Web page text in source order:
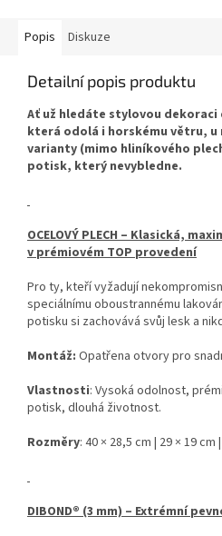
Popis Diskuze
Detailní popis produktu
Ať už hledáte stylovou
která odolá i horskému větru, u
varianty (mimo hliníkového
potisk, který nevybledne.
OCELOVÝ PLECH – Klasická,
v prémiovém TOP provedení
Pro ty, kteří vyžadují
speciálnímu oboustrannému
potisku si zachovává svůj lesk a
Montáž: Opatřena otvory pro
Vlastnosti: Vysoká odolnost,
potisk, dlouhá životnost.
Rozměry: 40 × 28,5 cm | 29 × 19 cm
DIBOND® (3 mm) – Extrémní